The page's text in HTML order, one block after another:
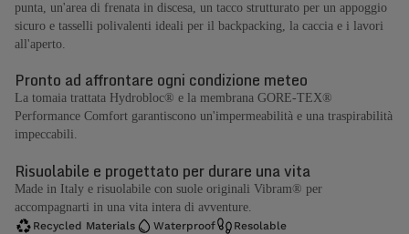
punta, un'area di frenata in discesa, un tacco strutturato per un appoggio
sicuro e tasselli polivalenti ideali per il backpacking, la caccia e i lavori
all'aperto.
Pronto ad affrontare ogni condizione meteo
La tomaia trattata Hydrobloc® e la membrana GORE-TEX®
Performance Comfort garantiscono un'impermeabilità e una traspirabilità
impeccabili.
Risuolabile e progettato per durare una vita
Made in Italy e risuolabile con suole originali Vibram® per
accompagnarti in una vita intera di avventure.
Recycled Materials Waterproof
Resolable